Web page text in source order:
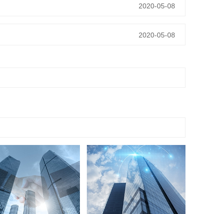
2020-05-08
2020-05-08